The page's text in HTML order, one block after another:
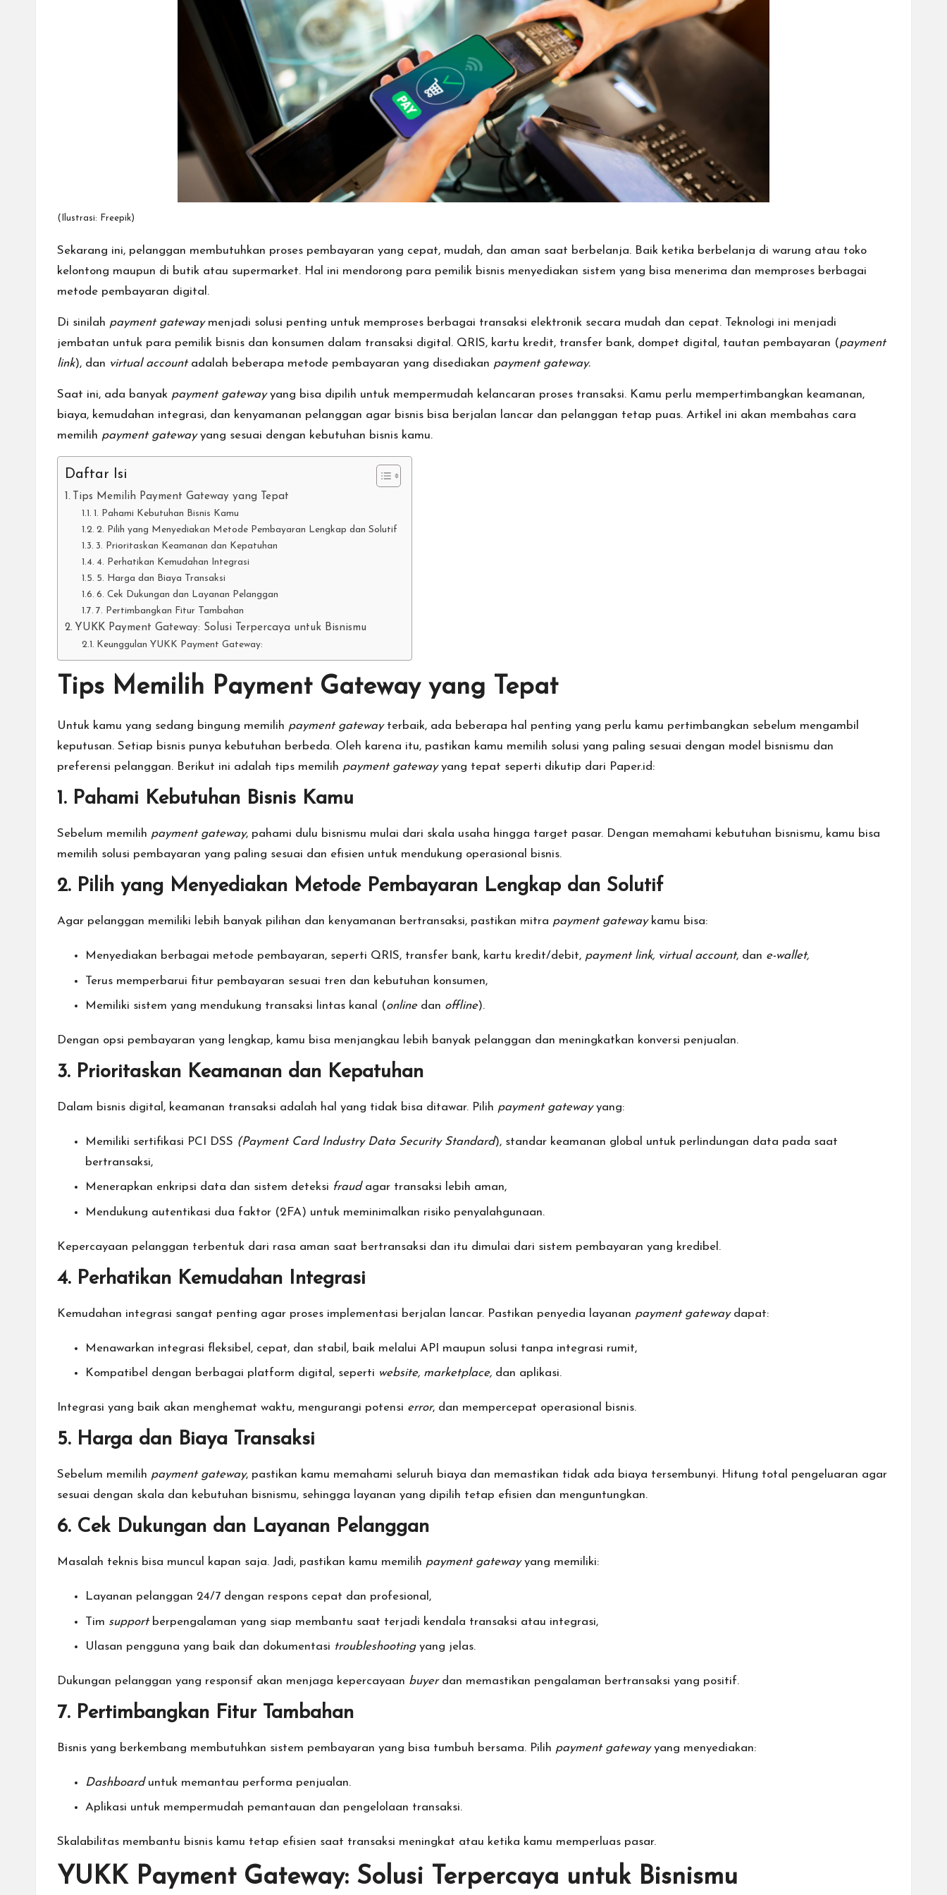
(Ilustrasi: Freepik)
Sekarang ini, pelanggan membutuhkan proses pembayaran yang cepat, mudah, dan aman saat berbelanja. Baik ketika berbelanja di warung atau toko
kelontong maupun di butik atau supermarket. Hal ini mendorong para pemilik bisnis menyediakan sistem yang bisa menerima dan memproses berbagai
metode pembayaran digital.
Di sinilah payment gatewaymenjadi solusi penting untuk memproses berbagai transaksi elektronik secara mudah dan cepat. Teknologi ini menjadi
jembatan untuk para pemilik bisnis dan konsumen dalam transaksi digital. QRIS, kartu kredit, transfer bank, dompet digital, tautan pembayaran (payment
link), dan virtual account adalah beberapa metode pembayaran yang disediakan payment gateway.
Saat ini, ada banyak payment gatewayyang bisa dipilih untuk mempermudah kelancaran proses transaksi. Kamu perlu mempertimbangkan keamanan,
biaya, kemudahan integrasi, dan kenyamanan pelanggan agar bisnis bisa berjalan lancar dan pelanggan tetap puas. Artikel ini akan membahas cara
memilih payment gatewayyang sesuai dengan kebutuhan bisnis kamu.
Daftar Isi
Tips Memilih Payment Gateway yang Tepat
1. Pahami Kebutuhan Bisnis Kamu
2. Pilih yang Menyediakan Metode Pembayaran Lengkap dan Solutif
3. Prioritaskan Keamanan dan Kepatuhan
4. Perhatikan Kemudahan Integrasi
5. Harga dan Biaya Transaksi
6. Cek Dukungan dan Layanan Pelanggan
7. Pertimbangkan Fitur Tambahan
YUKK Payment Gateway: Solusi Terpercaya untuk Bisnismu
Keunggulan YUKK Payment Gateway:
Tips Memilih Payment Gateway yang Tepat
Untuk kamu yang sedang bingung memilih payment gatewayterbaik, ada beberapa hal penting yang perlu kamu pertimbangkan sebelum mengambil
keputusan. Setiap bisnis punya kebutuhan berbeda. Oleh karena itu, pastikan kamu memilih solusi yang paling sesuai dengan model bisnismu dan
preferensi pelanggan. Berikut ini adalah tips memilih payment gatewayyang tepat seperti dikutip dari Paper.id:
1. Pahami Kebutuhan Bisnis Kamu
Sebelum memilih payment gateway, pahami dulu bisnismu mulai dari skala usaha hingga target pasar. Dengan memahami kebutuhan bisnismu, kamu bisa
memilih solusi pembayaran yang paling sesuai dan efisien untuk mendukung operasional bisnis.
2. Pilih yang Menyediakan Metode Pembayaran Lengkap dan Solutif
Agar pelanggan memiliki lebih banyak pilihan dan kenyamanan bertransaksi, pastikan mitra payment gatewaykamu bisa:
Menyediakan berbagai metode pembayaran, seperti QRIS, transfer bank, kartu kredit/debit, payment link, virtual account, dan e-wallet,
Terus memperbarui fitur pembayaran sesuai tren dan kebutuhan konsumen,
Memiliki sistem yang mendukung transaksi lintas kanal (onlinedan offline).
Dengan opsi pembayaran yang lengkap, kamu bisa menjangkau lebih banyak pelanggan dan meningkatkan konversi penjualan.
3. Prioritaskan Keamanan dan Kepatuhan
Dalam bisnis digital, keamanan transaksi adalah hal yang tidak bisa ditawar. Pilih payment gatewayyang:
Memiliki sertifikasi PCI DSS (Payment Card Industry Data Security Standard), standar keamanan global untuk perlindungan data pada saat
bertransaksi,
Menerapkan enkripsi data dan sistem deteksi fraud agar transaksi lebih aman,
Mendukung autentikasi dua faktor (2FA) untuk meminimalkan risiko penyalahgunaan.
Kepercayaan pelanggan terbentuk dari rasa aman saat bertransaksi dan itu dimulai dari sistem pembayaran yang kredibel.
4. Perhatikan Kemudahan Integrasi
Kemudahan integrasi sangat penting agar proses implementasi berjalan lancar. Pastikan penyedia layanan payment gatewaydapat:
Menawarkan integrasi fleksibel, cepat, dan stabil, baik melalui API maupun solusi tanpa integrasi rumit,
Kompatibel dengan berbagai platform digital, seperti website, marketplace, dan aplikasi.
Integrasi yang baik akan menghemat waktu, mengurangi potensi error, dan mempercepat operasional bisnis.
5. Harga dan Biaya Transaksi
Sebelum memilih payment gateway, pastikan kamu memahami seluruh biaya dan memastikan tidak ada biaya tersembunyi. Hitung total pengeluaran agar
sesuai dengan skala dan kebutuhan bisnismu, sehingga layanan yang dipilih tetap efisien dan menguntungkan.
6. Cek Dukungan dan Layanan Pelanggan
Masalah teknis bisa muncul kapan saja. Jadi, pastikan kamu memilih payment gatewayyang memiliki:
Layanan pelanggan 24/7 dengan respons cepat dan profesional,
Tim support berpengalaman yang siap membantu saat terjadi kendala transaksi atau integrasi,
Ulasan pengguna yang baik dan dokumentasi troubleshooting yang jelas.
Dukungan pelanggan yang responsif akan menjaga kepercayaan buyer dan memastikan pengalaman bertransaksi yang positif.
7. Pertimbangkan Fitur Tambahan
Bisnis yang berkembang membutuhkan sistem pembayaran yang bisa tumbuh bersama. Pilih payment gatewayyang menyediakan:
Dashboard untuk memantau performa penjualan.
Aplikasi untuk mempermudah pemantauan dan pengelolaan transaksi.
Skalabilitas membantu bisnis kamu tetap efisien saat transaksi meningkat atau ketika kamu memperluas pasar.
YUKK Payment Gateway: Solusi Terpercaya untuk Bisnismu